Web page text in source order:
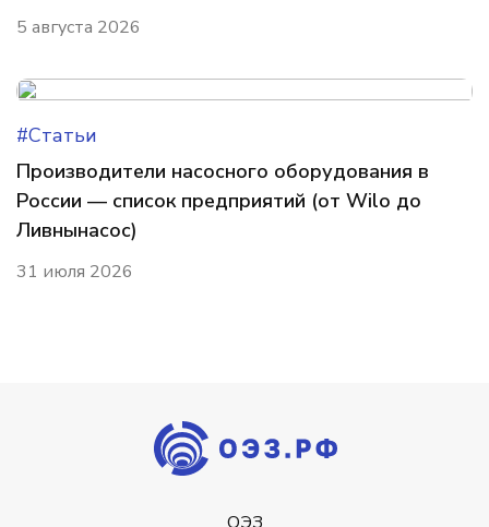
5 августа 2026
#Статьи
Производители насосного оборудования в
России — список предприятий (от Wilo до
Ливнынасос)
31 июля 2026